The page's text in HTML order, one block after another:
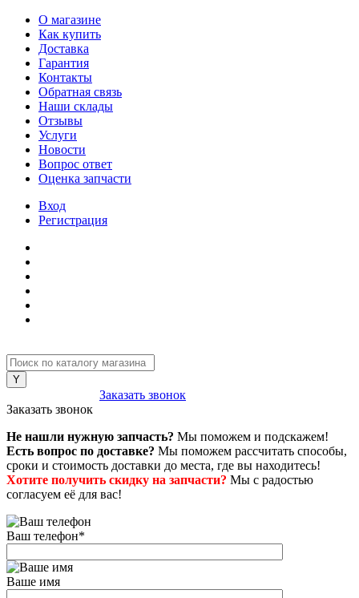
О магазине
Как купить
Доставка
Гарантия
Контакты
Обратная связь
Наши склады
Отзывы
Услуги
Новости
Вопрос ответ
Оценка запчасти
Вход
Регистрация
Заказать звонок
Заказать звонок
Не нашли нужную запчасть? Мы поможем и подскажем!
Есть вопрос по доставке? Мы поможем рассчитать способы,
сроки и стоимость доставки до места, где вы находитесь!
Хотите получить скидку на запчасти? Мы с радостью
согласуем её для вас!
Ваш телефон*
Ваше имя